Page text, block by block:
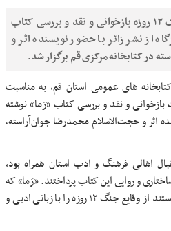
به مناسبت نخستین سالروز جنگ ۱۲ روزه بازخوانی و نقد و بررسی کتاب
از نشر زائر با حضور نویسنده اثر و
در کتابخانه مرکزی قم برگزار شد.
های عمومی استان قم، به مناسبت
۱۲ روزه، نشست بازخوانی و نقد و بررسی کتاب «رَما» نوشته
اثر و حجت‌الاسلام محمدرضا جوان‌آراسته،
اهالی فرهنگ و ادب استان همراه بود،
و روایی این کتاب پرداختند. «رَما» که
توسط نشر زائر منتشر شده، روایتی مستند از وقایع جنگ ۱۲ روزه را با زبانی ادبی و